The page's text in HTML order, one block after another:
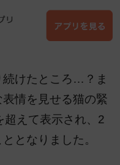
けたところ…？ま
情を見せる猫の緊
超えて表示され、2
となりました。